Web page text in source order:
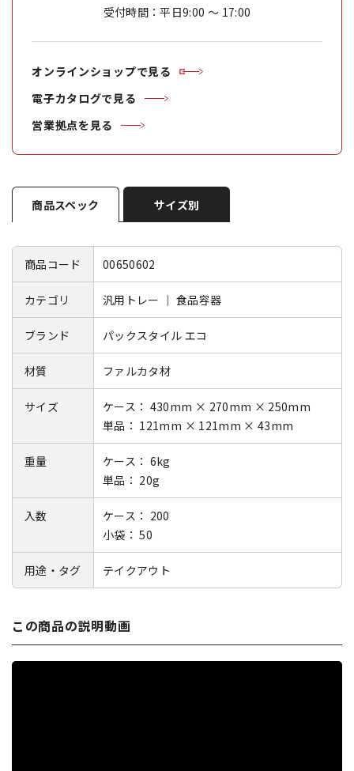
受付時間：平日9:00 ～ 17:00
オンラインショップで見る
電子カタログで見る
営業拠点を見る
商品スペック サイズ別
商品コード 00650602
カテゴリ 汎用トレー ｜ 食品容器
ブランド パックスタイル エコ
材質 ファルカタ材
サイズ
ケース： 430mm × 270mm × 250mm
単品： 121mm × 121mm × 43mm
重量
ケース： 6kg
単品： 20g
入数
ケース： 200
小袋： 50
用途・タグ テイクアウト
この商品の説明動画